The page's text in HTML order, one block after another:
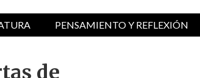
PENSAMIENTO Y REFLEXIÓN
de